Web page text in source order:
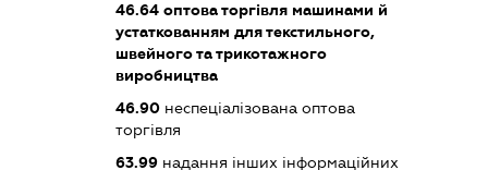
46.64 оптова торгівля машинами й
устаткованням для текстильного,
швейного та трикотажного
виробництва
46.90 неспеціалізована оптова
торгівля
63.99 надання інших інформаційних